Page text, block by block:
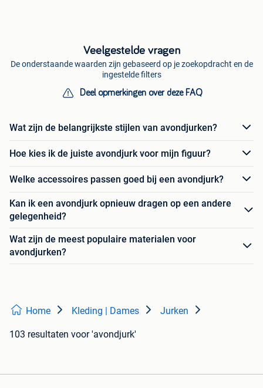
Veelgestelde vragen
De onderstaande waarden zijn gebaseerd op je zoekopdracht en de
ingestelde filters
Deel opmerkingen over deze FAQ
Wat zijn de belangrijkste stijlen van avondjurken?
Hoe kies ik de juiste avondjurk voor mijn figuur?
Welke accessoires passen goed bij een avondjurk?
Kan ik een avondjurk opnieuw dragen op een andere
gelegenheid?
Wat zijn de meest populaire materialen voor
avondjurken?
Home Kleding | Dames Jurken
103 resultaten voor 'avondjurk'